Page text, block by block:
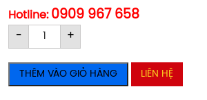
Hotline: 0909 967 658
Bồn
composite
chứa
-
Bồn
composite
chứa
+
THÊM VÀO GIỎ HÀNG LIÊN HỆ